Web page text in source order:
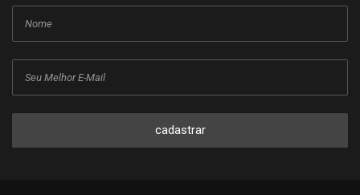
cadastrar